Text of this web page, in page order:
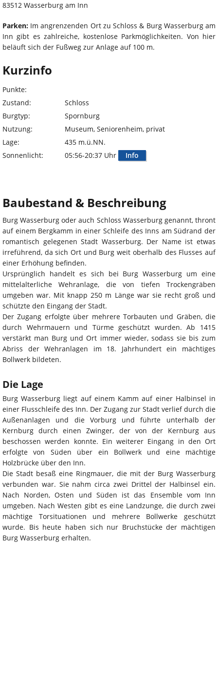
83512 Wasserburg am Inn
Parken: Im angrenzenden Ort zu Schloss & Burg Wasserburg am
Inn gibt es zahlreiche, kostenlose Parkmöglichkeiten. Von hier
beläuft sich der Fußweg zur Anlage auf 100 m.
Kurzinfo
Punkte:
Zustand:
Schloss
Burgtyp:
Spornburg
Nutzung:
Museum, Seniorenheim, privat
Lage:
435 m.ü.NN.
Sonnenlicht:
05:56-20:37 Uhr Info
Baubestand & Beschreibung
Burg Wasserburg oder auch Schloss Wasserburg genannt, thront
auf einem Bergkamm in einer Schleife des Inns am Südrand der
romantisch gelegenen Stadt Wasserburg. Der Name ist etwas
irreführend, da sich Ort und Burg weit oberhalb des Flusses auf
einer Erhöhung befinden.
Ursprünglich handelt es sich bei Burg Wasserburg um eine
mittelalterliche Wehranlage, die von tiefen Trockengräben
umgeben war. Mit knapp 250 m Länge war sie recht groß und
schützte den Eingang der Stadt.
Der Zugang erfolgte über mehrere Torbauten und Gräben, die
durch Wehrmauern und Türme geschützt wurden. Ab 1415
verstärkt man Burg und Ort immer wieder, sodass sie bis zum
Abriss der Wehranlagen im 18. Jahrhundert ein mächtiges
Bollwerk bildeten.
Die Lage
Burg Wasserburg liegt auf einem Kamm auf einer Halbinsel in
einer Flusschleife des Inn. Der Zugang zur Stadt verlief durch die
Außenanlagen und die Vorburg und führte unterhalb der
Kernburg durch einen Zwinger, der von der Kernburg aus
beschossen werden konnte. Ein weiterer Eingang in den Ort
erfolgte von Süden über ein Bollwerk und eine mächtige
Holzbrücke über den Inn.
Die Stadt besaß eine Ringmauer, die mit der Burg Wasserburg
verbunden war. Sie nahm circa zwei Drittel der Halbinsel ein.
Nach Norden, Osten und Süden ist das Ensemble vom Inn
umgeben. Nach Westen gibt es eine Landzunge, die durch zwei
mächtige Torsituationen und mehrere Bollwerke geschützt
wurde. Bis heute haben sich nur Bruchstücke der mächtigen
Burg Wasserburg erhalten.